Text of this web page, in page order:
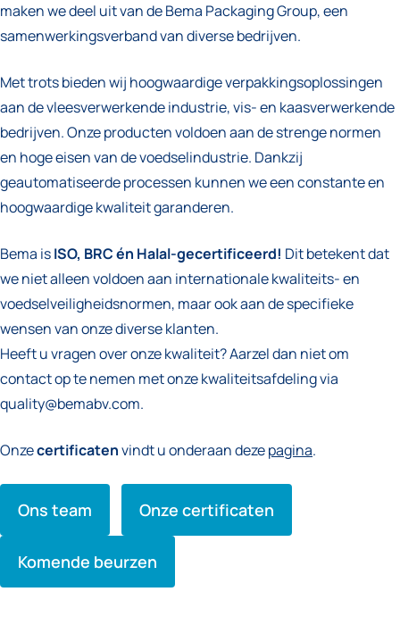
maken we deel uit van de Bema Packaging Group, een
samenwerkingsverband van diverse bedrijven.
Met trots bieden wij hoogwaardige verpakkingsoplossingen
aan de vleesverwerkende industrie, vis- en kaasverwerkende
bedrijven. Onze producten voldoen aan de strenge normen
en hoge eisen van de voedselindustrie. Dankzij
geautomatiseerde processen kunnen we een constante en
hoogwaardige kwaliteit garanderen.
Bema isISO, BRC én Halal-gecertificeerd! Dit betekent dat
we niet alleen voldoen aan internationale kwaliteits- en
voedselveiligheidsnormen, maar ook aan de specifieke
wensen van onze diverse klanten.
Heeft u vragen over onze kwaliteit? Aarzel dan niet om
contact op te nemen met onze kwaliteitsafdeling via
quality@bemabv.com.
Onzecertificatenvindt u onderaan dezepagina.
Ons team Onze certificaten
Komende beurzen